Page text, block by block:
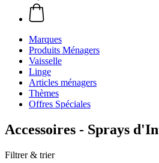
Marques
Produits Ménagers
Vaisselle
Linge
Articles ménagers
Thèmes
Offres Spéciales
Accessoires - Sprays
Filtrer & trier